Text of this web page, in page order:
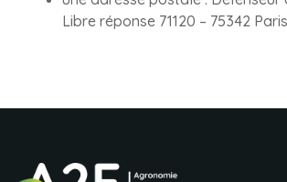
Libre réponse 71120 – 75342